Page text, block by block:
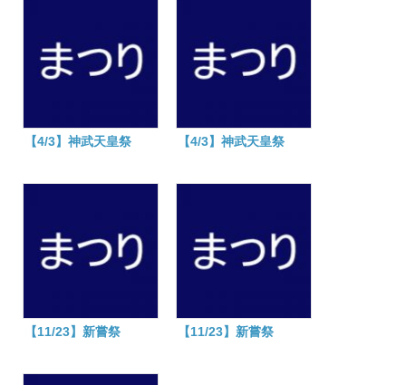
【4/3】神武天皇祭 【4/3】神武天皇祭
【11/23】新嘗祭 【11/23】新嘗祭